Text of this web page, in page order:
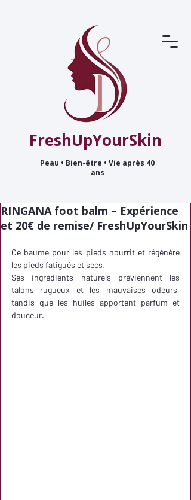
FreshUpYourSkin
Peau • Bien-être • Vie après 40
ans
RINGANA foot balm – Expérience
et 20€ de remise/ FreshUpYourSkin
Ce baume pour les pieds nourrit et régénère
les pieds fatigués et secs.
Ses ingrédients naturels préviennent les
talons rugueux et les mauvaises odeurs,
tandis que les huiles apportent parfum et
douceur.